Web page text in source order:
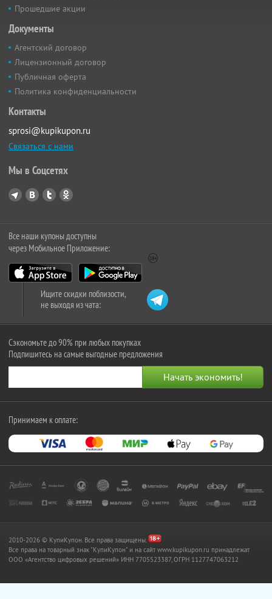
Прошедшие акции
Документы
Агентский договор
Лицензионный договор
Публичная оферта
Политика конфиденциальности
Контакты
sprosi@kupikupon.ru
Связаться с нами
Мы в Соцсетях
Все наши купоны доступны
через Мобильное Приложение:
Ищите скидки поблизости,
не выходя из чата:
Сэкономьте до 90% при любых покупках
Подпишитесь на самые выгодные предложения
Принимаем к оплате:
2010-2026 © КупиКупон. Все права защищены.
Все права на товарный знак "КупиКупон" и на сайт www.kupikupon.ru принадлежат
OOO «Агентство цифровых решений» ИНН 7705523387, ОГРН 1127747063212